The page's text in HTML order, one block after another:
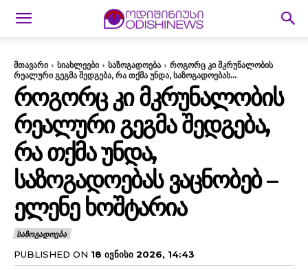
მთავარი სიახლეები საზოგადოება
როგორც კი მკრუნალობის
რეალური გეგმა შედგება, რა თქმა უნდა, საზოგადოებას...
ᲠᲝᲒᲝᲠᲪ ᲙᲘ ᲛᲙᲠᲣᲜᲐᲚᲝᲑᲘᲡ
ᲠᲔᲐᲚᲣᲠᲘ ᲒᲔᲒᲛᲐ ᲨᲔᲓᲒᲔᲑᲐ,
ᲠᲐ ᲗᲥᲛᲐ ᲣᲜᲓᲐ,
ᲡᲐᲖᲝᲒᲐᲓᲝᲔᲑᲐᲡ ᲕᲐᲪᲜᲝᲑᲔᲑ –
ᲔᲚᲔᲜᲔ ᲮᲝᲨᲢᲐᲠᲘᲐ
ᲡᲐᲖᲝᲒᲐᲓᲝᲔᲑᲐ
PUBLISHED ON 18 ᲘᲕᲜᲘᲡᲘ 2026, 14:43